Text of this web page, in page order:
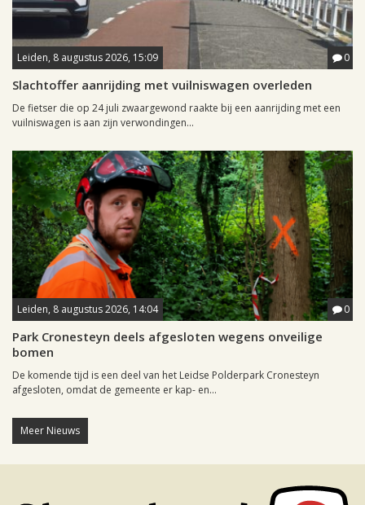
Leiden, 8 augustus 2026, 15:09 0
Slachtoffer aanrijding met vuilniswagen overleden
De fietser die op 24 juli zwaargewond raakte bij een aanrijding met een
vuilniswagen is aan zijn verwondingen...
Leiden, 8 augustus 2026, 14:04 0
Park Cronesteyn deels afgesloten wegens onveilige
bomen
De komende tijd is een deel van het Leidse Polderpark Cronesteyn
afgesloten, omdat de gemeente er kap- en...
Meer Nieuws